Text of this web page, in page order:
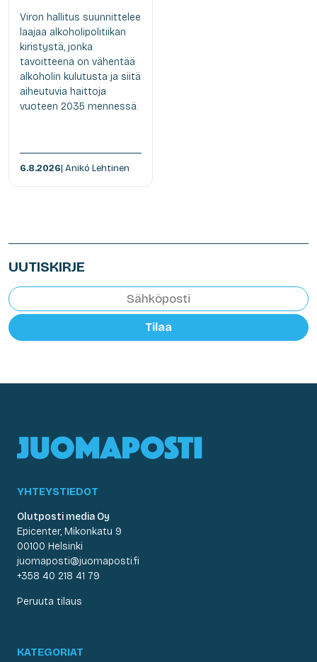
Viron hallitus suunnittelee
laajaa alkoholipolitiikan
kiristystä, jonka
tavoitteena on vähentää
alkoholin kulutusta ja siitä
aiheutuvia haittoja
vuoteen 2035 mennessä.
6.8.2026| Anikó Lehtinen
UUTISKIRJE
Tilaa
YHTEYSTIEDOT
Olutposti media Oy
Epicenter, Mikonkatu 9
00100 Helsinki
juomaposti@juomaposti.fi
+358 40 218 41 79
Peruuta tilaus
KATEGORIAT